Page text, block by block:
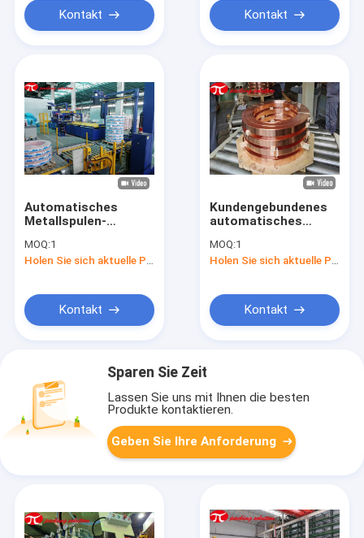
SystemsKontakt Kontakt
Automatisches
Metallspulen-
mit Blasen-Film
OD900mm
MOQ:1
Kontakt
Kundengebundenes
automatisches
des Spulen-
Verpackungsfließband-
gefahren und Stapeln
MOQ:1
Kontakt
Sparen Sie Zeit
Lassen Sie uns mit Ihnen die besten
Produkte kontaktieren.
Geben Sie Ihre Anforderung